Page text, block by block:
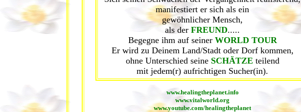
manifestiert er sich als ein
gewöhnlicher Mensch,
als der FREUND.....
Begegne ihm auf seiner WORLD TOUR
Er wird zu Deinem Land/Stadt oder Dorf kommen,
ohne Unterschied seine SCHÄTZE teilend
mit jedem(r) aufrichtigen Sucher(in).
www.healingtheplanet.info
www.vitalworld.org
www.youtube.com/healingtheplanet